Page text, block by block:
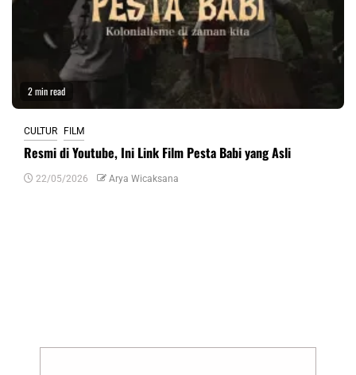
2 min read
CULTUR FILM
Resmi di Youtube, Ini Link Film Pesta Babi yang Asli
22/05/2026 Arya Wicaksana